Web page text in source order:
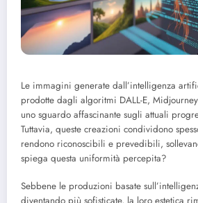
Le immagini generate dall’intelligenza
prodotte dagli algoritmi DALL-E,
uno sguardo affascinante sugli attuali
Tuttavia, queste creazioni condividono
rendono riconoscibili e prevedibili,
spiega questa uniformità percepita?
Sebbene le produzioni basate